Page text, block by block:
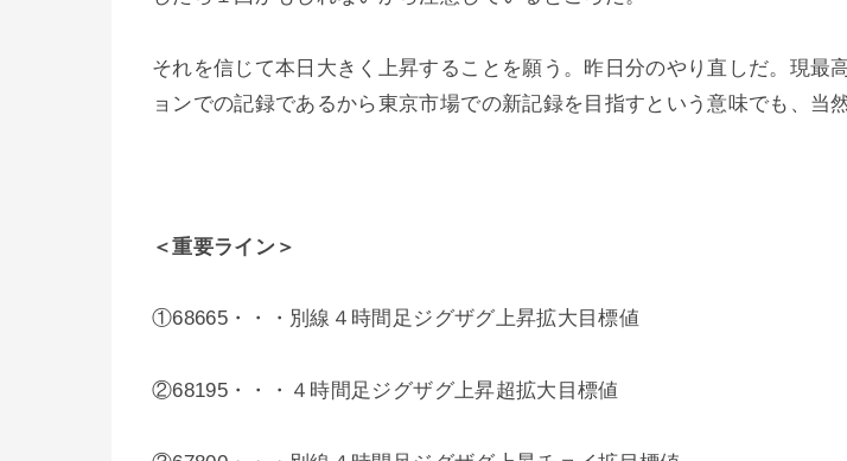
それを信じて本日大きく上昇することを願う。昨日分のやり直しだ。現最
ョンでの記録であるから東京市場での新記録を目指すという意味でも、当然
＜重要ライン＞
①68665・・・別線４時間足ジグザグ上昇拡大目標値
②68195・・・４時間足ジグザグ上昇超拡大目標値